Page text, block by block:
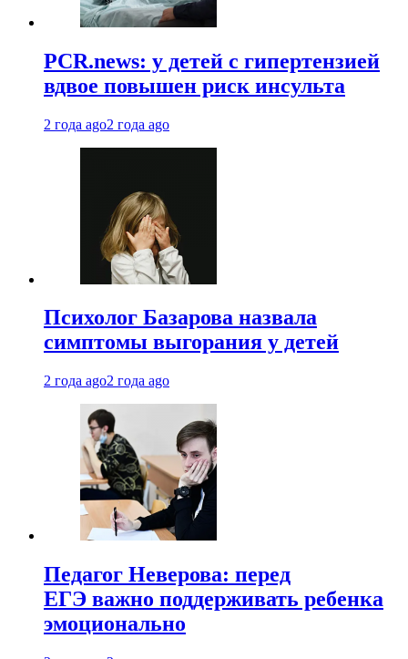
PCR.news: у детей с гипертензией
вдвое повышен риск инсульта
2 года ago2 года ago
Психолог Базарова назвала
симптомы выгорания у детей
2 года ago2 года ago
Педагог Неверова: перед
ЕГЭ важно поддерживать ребенка
эмоционально